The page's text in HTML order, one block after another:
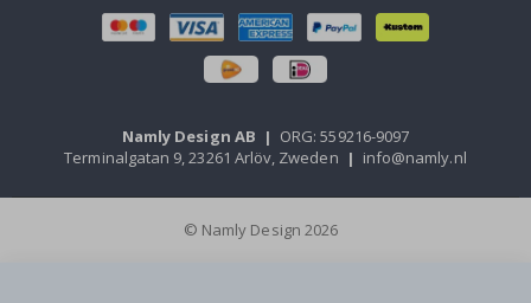
Namly Design AB | ORG: 559216-9097
Terminalgatan 9, 23261 Arlöv, Zweden | info@namly.nl
© Namly Design 2026